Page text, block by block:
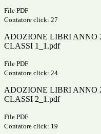
File PDF
Contatore click: 27
ADOZIONE LIBRI ANNO
CLASSI 1_1.pdf
File PDF
Contatore click: 24
ADOZIONE LIBRI ANNO
CLASSI 2_1.pdf
File PDF
Contatore click: 19